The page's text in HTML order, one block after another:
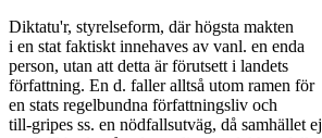
Diktatu'r, styrelseform, där högsta makten
i en stat faktiskt innehaves av vanl. en enda
person, utan att detta är förutsett i landets
författning. En d. faller alltså utom ramen för
en stats regelbundna författningsliv och
till-gripes ss. en nödfallsutväg, då samhället ej